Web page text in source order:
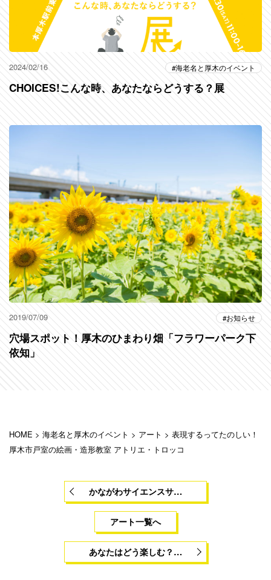
2024/02/16 海老名と厚木のイベント
CHOICES!こんな時、あなたならどうする？展
2019/07/09 お知らせ
穴場スポット！厚木のひまわり畑「フラワーパーク下
依知」
HOME > 海老名と厚木のイベント > アート > 表現するってたのしい！
厚木市戸室の絵画・造形教室 アトリエ・トロッコ
かながわサイエンスサ…
アート一覧へ
あなたはどう楽しむ？…